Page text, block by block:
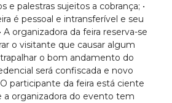
e palestras sujeitos a cobrança; •
é pessoal e intransferível e seu
A organizadora da feira reserva-se
o visitante que causar algum
o bom andamento do
será confiscada e novo
O participante da feira está ciente
a organizadora do evento tem